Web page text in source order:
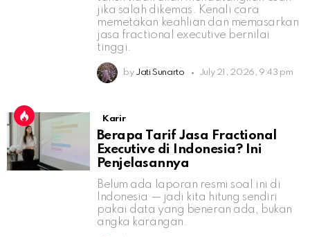
jika salah dikemas. Kenali cara
memetakan keahlian dan memasarkan
jasa fractional executive bernilai
tinggi.
by Jati Sunarto July 21, 2026, 9:43 pm
Karir
Berapa Tarif Jasa Fractional
Executive di Indonesia? Ini
Penjelasannya
Belum ada laporan resmi soal ini di
Indonesia — jadi kita hitung sendiri
pakai data yang beneran ada, bukan
angka karangan.